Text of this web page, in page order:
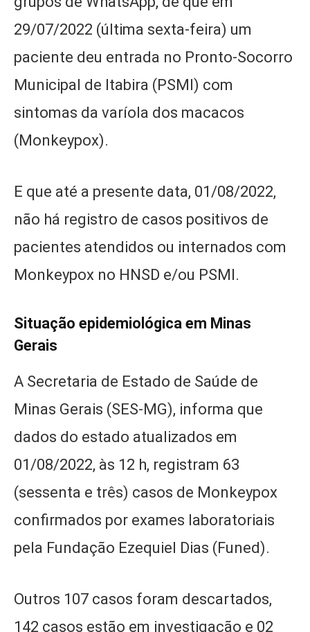
29/07/2022 (última sexta-feira) um
paciente deu entrada no Pronto-Socorro
Municipal de Itabira (PSMI) com
sintomas da varíola dos macacos
(Monkeypox).
E que até a presente data, 01/08/2022,
não há registro de casos positivos de
pacientes atendidos ou internados com
Monkeypox no HNSD e/ou PSMI.
Situação epidemiológica em Minas
Gerais
A Secretaria de Estado de Saúde de
Minas Gerais (SES-MG), informa que
dados do estado atualizados em
01/08/2022, às 12 h, registram 63
(sessenta e três) casos de Monkeypox
confirmados por exames laboratoriais
pela Fundação Ezequiel Dias (Funed).
Outros 107 casos foram descartados,
142 casos estão em investigação e 02